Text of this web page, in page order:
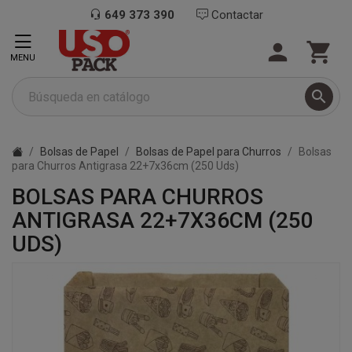
649 373 390 Contactar

 
MENU
Bolsas de Papel Bolsas de Papel para Churros
Bolsas
para Churros Antigrasa 22+7x36cm (250 Uds)
BOLSAS PARA CHURROS
ANTIGRASA 22+7X36CM (250
UDS)